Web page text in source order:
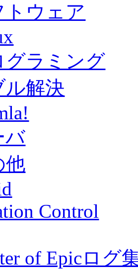
トウェア
グラミング
ル解決
バ
他
Control
of Epicログ